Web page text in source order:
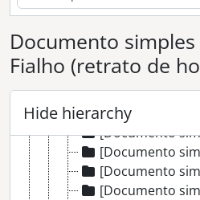
Documento
Fialho (retrato de
Hide hierarchy
[Documento simples]
[Documento
[Documento simples]
[Documento simples]
[Documento simples]
[Documento simples]
[Documento simples]
[Documento simples]
[Documento simples]
[Documento simples]